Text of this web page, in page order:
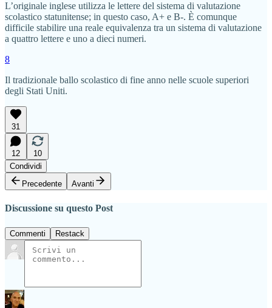
L’originale inglese utilizza le lettere del sistema di valutazione
scolastico statunitense; in questo caso, A+ e B-. È comunque
difficile stabilire una reale equivalenza tra un sistema di valutazione
a quattro lettere e uno a dieci numeri.
8
Il tradizionale ballo scolastico di fine anno nelle scuole superiori
degli Stati Uniti.
31
12
10
Condividi
Precedente
Avanti
Discussione su questo Post
Commenti Restack